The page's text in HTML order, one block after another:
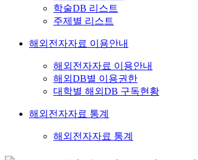
학술DB 리스트
주제별 리스트
해외전자자료 이용안내
해외전자자료 이용안내
해외DB별 이용권한
대학별 해외DB 구독현황
해외전자자료 통계
해외전자자료 통계